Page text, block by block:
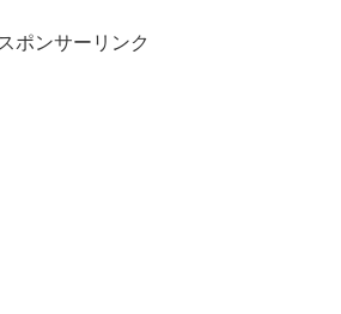
のですが、LoRAを使わずにプロンプトの
スポンサーリンク